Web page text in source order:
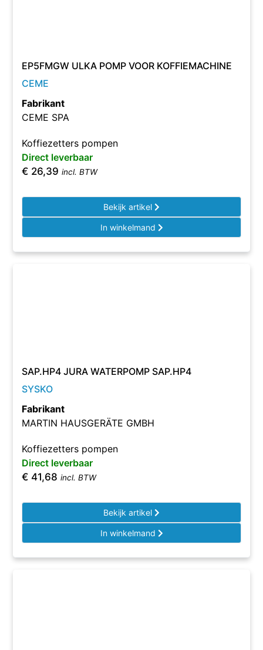
EP5FMGW ULKA POMP VOOR KOFFIEMACHINE
CEME
Fabrikant
CEME SPA
Koffiezetters pompen
Direct leverbaar
€ 26,39 incl. BTW
Bekijk artikel
In winkelmand
SAP.HP4 JURA WATERPOMP SAP.HP4
SYSKO
Fabrikant
MARTIN HAUSGERÄTE GMBH
Koffiezetters pompen
Direct leverbaar
€ 41,68 incl. BTW
Bekijk artikel
In winkelmand